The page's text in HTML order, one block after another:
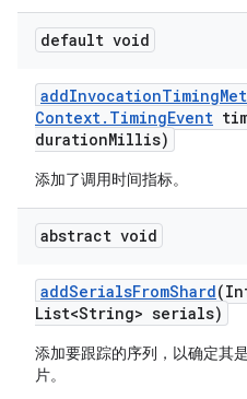
default void
addInvocationTiming
Context. TimingEvent
durationMillis)
添加了调用时间指标。
abstract void
addSerialsFromShard
List<String> serials)
添加要跟踪的序列，以确定其
片。